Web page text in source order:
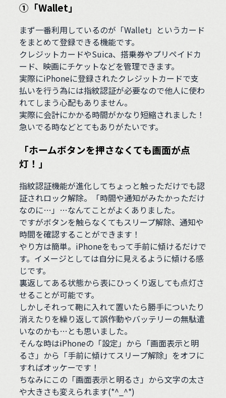
①「Wallet」
まず一番利用しているのが「Wallet」というカード
をまとめて登録できる機能です。
クレジットカードやSuica、搭乗券やプリペイドカ
ード、映画にチケットなどを管理できます。
実際にiPhoneに登録されたクレジットカードで支
払いを行う為には指紋認証が必要なので他人に使わ
れてしまう心配もありません。
実際に会計にかかる時間がかなり短縮されました！
急いでる時などとてもありがたいです。
「ホームボタンを押さなくても画面が点
灯！」
指紋認証機能が進化してちょっと触っただけでも認
証されロック解除。「時間や通知がみたかっただけ
なのに…」…なんてことがよくありました。
ですがボタンを触らなくてもスリープ解除、通知や
時間を確認することができます！
やり方は簡単。iPhoneをもって手前に傾けるだけで
す。イメージとしては自分に見えるように傾ける感
じです。
裏返してある状態から表にひっくり返しても点灯さ
せることが可能です。
しかしそれって鞄に入れて置いたら勝手についたり
消えたりを繰り返して誤作動やバッテリーの無駄遣
いなのかも…とも思いました。
そんな時はiPhoneの「設定」から「画面表示と明
るさ」から「手前に傾けてスリープ解除」をオフに
すればオッケーです！
ちなみにこの「画面表示と明るさ」から文字の太さ
や大きさも変えられます(*^_^*)